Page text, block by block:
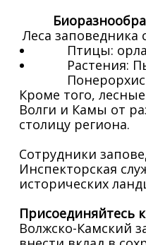
Леса заповедника
Птицы:
Растения:
Кроме того,
Волги и Камы от
столицу региона.
Сотрудники
Инспекторская
исторических
Присоединяйтесь
Волжско-Камский